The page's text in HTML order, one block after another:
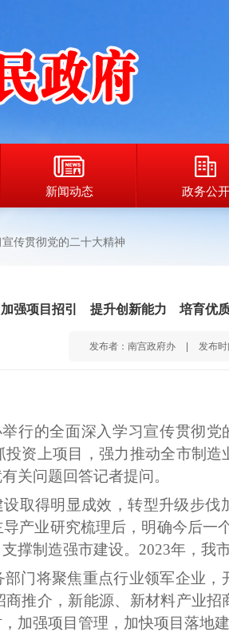
新闻动态 政务公开
传贯彻党的二十大精神
加强项目招引 提升创新能力 培育优质
发布者：南宫政府办 发布
行的全面深入学习宣传贯彻
资上项目，强力推动全市制
关问题回答记者提问。
取得明显成效，转型升级步
产业研究梳理后，明确今后
撑制造强市建设。2023年，我
门将聚焦重点行业领军企业
推介，新能源、新材料产业
加强项目管理，加快项目落地建